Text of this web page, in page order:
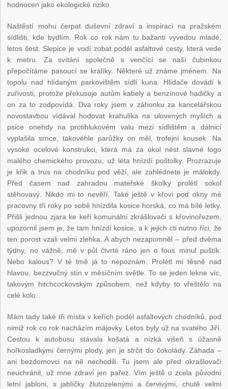
hodnocen jako ekologické riziko.
Naštěstí mohu čerpat duševní zdraví a inspiraci na pražském
sídlišti, kde bydlím. Rok co rok nám tu bažanti vyvedou mladé,
letos šest. Slepice je vodí zobat podél asfaltové cesty, která vede
k metru. Za svítání společně s venčící se naší čubinkou
přepočítáme pasoucí se králíky. Některé už známe jménem. Na
topolu nad hlídaným parkovištěm sídlí kuna. Hlídače dovádí k
zuřivosti, protože překusuje autům kabely a benzínové hadičky a
on za to zodpovídá. Dva roky jsem v záhonku za kancelářskou
novostavbou vídával hodovat krahulíka na ulovených myších a
psice onehdy na protihlukovém valu mezi sídlištěm a dálnicí
vyplašila srnce, takovéhle parůžky on měl, trofejní kousek. Na
vysoké ocelové konstrukci, která má za úkol nést slavné logo
malého chemického provozu, už léta hnízdí poštolky. Prozrazuje
je křik a trus na chodníku pod věží, ale zahlédnete je málokdy.
Před časem nad zahradou mateřské školky prolétl sokol
stěhovavý. Nikdo mi to nevěří. Také ještě v křoví pod okny mé
pracovny tři roky po sobě hnízdila kosice horská, co má bílé letky.
Přišli jednou zjara ke keři komunální zkrášlovači s křovinořezem,
upozornil jsem je, že tam hnízdí kosice, a k jejich cti nutno říci, že
ten porost vzali velmi zlehka. A abych nezapomněl – před dvěma
týdny, no vážně, mě v půl čtvrté ráno jen o fous minul puštík.
Nebo kalous? V té tmě já to nepoznám. Prolétl mi těsně nad
hlavou, bezzvučný stín v měsíčním světle. To se jeden lekne víc,
takovým hitchcockovským způsobem, než kdyby to vřeštělo na
celé kolo.
Mám tady také tři místa v keřích podél asfaltových chodníků, pod
nimiž rok co rok nacházím májovky. Letos byly už na svatého Jiří.
Cestou k autobusu stávala košatá a nízká višeň s úžasně
hořkosladkými černými plody, jen je strčit do čokolády. Záhada –
ani bezdomovci na ně nechodili. Tu jsem ale před okrašlovači
neuchránil, už mne zdraví jen pařez. Vím ještě o zcela původní
letní jabloni, s jablíčky žlutozelenými a červivými, chutě velmi